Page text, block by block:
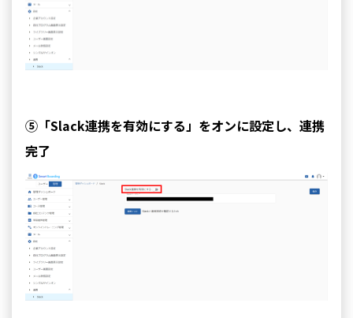
⑤「Slack連携を有効にする」をオンに設定し、連携
完了